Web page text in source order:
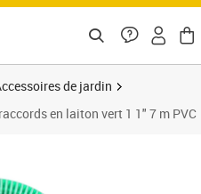
de jardin
en laiton vert 1 1" 7 m PVC